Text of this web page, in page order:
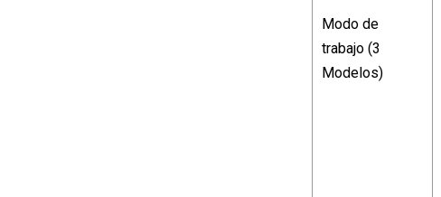
Modo de
trabajo (3
Modelos)